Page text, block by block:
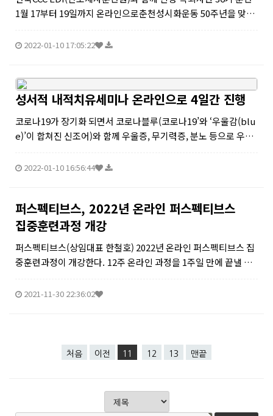
1월 17부터 19일까지 온라인으로춘천성시화운동 50주년을 맞이
제자훈련을 위해 한국CCC(대표 박성민목사) EDI(전도제자훈련
2022-01-10 17:05:22
성서적 내적치유세미나 온라인으로 4일간 진행
코로나19가 장기화 되면서 코로나블루(코로나19’와 ‘우울감(blu
e)’이 합쳐진 신조어)와 함께 우울증, 무기력증, 분노 등으로 우리
강보험심사평가원의 '연도별 연령대별 우울증 환자 현황' 자료에
2022-01-10 16:56:44
퍼스펙티브스, 2022년 온라인 퍼스펙티브스
집중훈련과정 개강
퍼스펙티브스(상임대표 한철호) 2022년 온라인 퍼스펙티브스 집
중훈련과정이 개강한다. 12주 온라인 과정을 1주일 만에 끝낼 수
힘들거나 상황이 되지 않는 목회자, 선교사, 직장인, 선교단체 리
2021-11-30 22:36:02
처음 이전 11 12 13 맨끝